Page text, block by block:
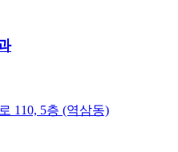
110, 5층 (역삼동)